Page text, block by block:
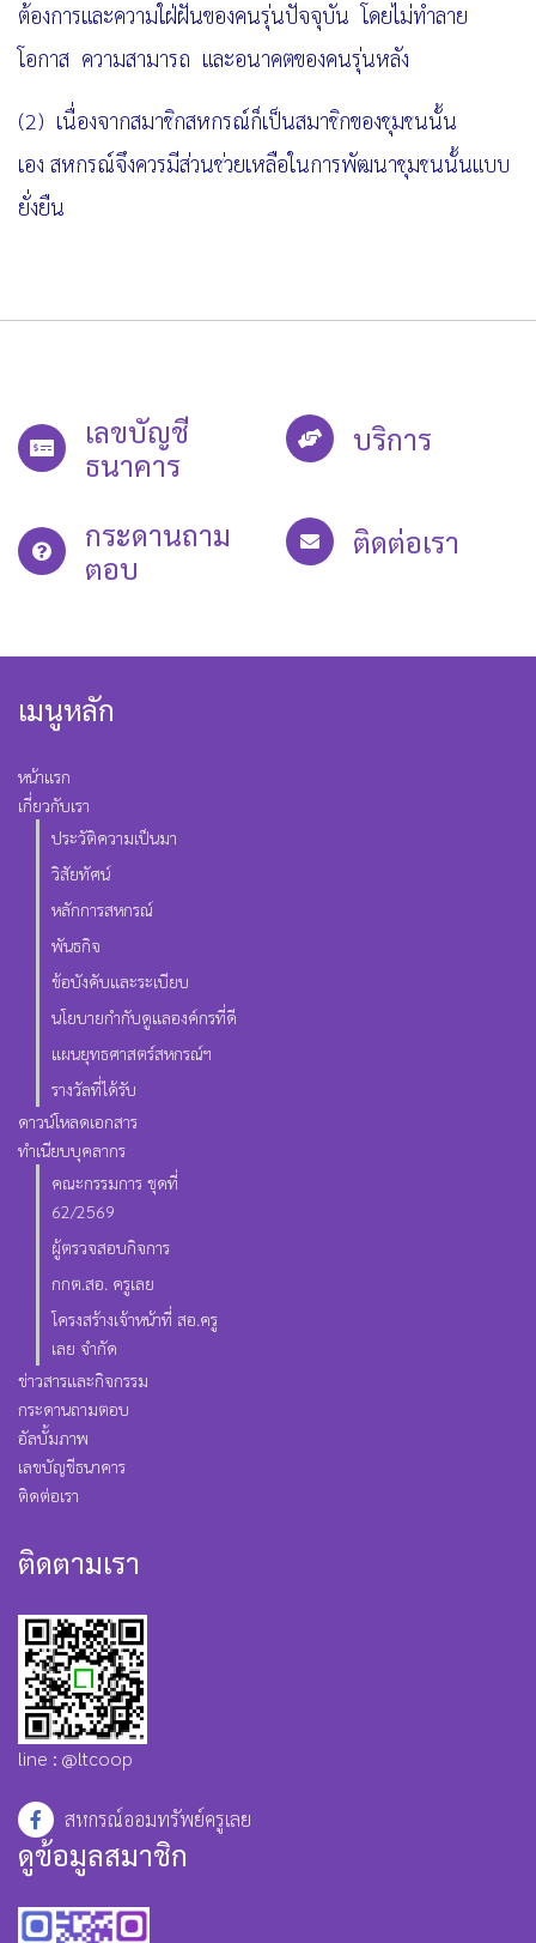
ต้องการและความใฝ่ฝันของคนรุ่นปัจจุบัน โดยไม่ทำลาย
โอกาส ความสามารถ และอนาคตของคนรุ่นหลัง
(2) เนื่องจากสมาชิกสหกรณ์ก็เป็นสมาชิกของชุมชนนั้น
เอง สหกรณ์จึงควรมีส่วนช่วยเหลือในการพัฒนาชุมชนนั้นแบบ
ยั่งยืน
เลขบัญชี
ธนาคาร
บริการ
กระดานถาม
ตอบ
ติดต่อเรา
เมนูหลัก
หน้าแรก
เกี่ยวกับเรา
ประวัติความเป็นมา
วิสัยทัศน์
หลักการสหกรณ์
พันธกิจ
ข้อบังคับและระเบียบ
นโยบายกำกับดูแลองค์กรที่ดี
แผนยุทธศาสตร์สหกรณ์ฯ
รางวัลที่ได้รับ
ดาวน์โหลดเอกสาร
ทำเนียบบุคลากร
คณะกรรมการ ชุดที่
62/2569
ผู้ตรวจสอบกิจการ
กกต.สอ. ครูเลย
โครงสร้างเจ้าหน้าที่ สอ.ครู
เลย จำกัด
ข่าวสารและกิจกรรม
กระดานถามตอบ
อัลบั้มภาพ
เลขบัญชีธนาคาร
ติดต่อเรา
ติดตามเรา
line : @ltcoop
สหกรณ์ออมทรัพย์ครูเลย
ดูข้อมูลสมาชิก